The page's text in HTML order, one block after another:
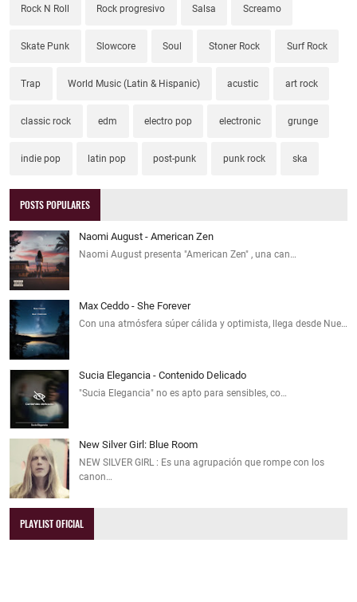
Rock N Roll Rock progresivo Salsa Screamo
Skate Punk Slowcore Soul Stoner Rock Surf Rock
Trap World Music (Latin & Hispanic) acustic art rock
classic rock edm electro pop electronic grunge
indie pop latin pop post-punk punk rock ska
POSTS POPULARES
Naomi August - American Zen
Naomi August presenta "American Zen" , una can…
Max Ceddo - She Forever
Con una atmósfera súper cálida y optimista, llega desde Nue…
Sucia Elegancia - Contenido Delicado
"Sucia Elegancia" no es apto para sensibles, co…
New Silver Girl: Blue Room
NEW SILVER GIRL : Es una agrupación que rompe con los
canon…
PLAYLIST OFICIAL